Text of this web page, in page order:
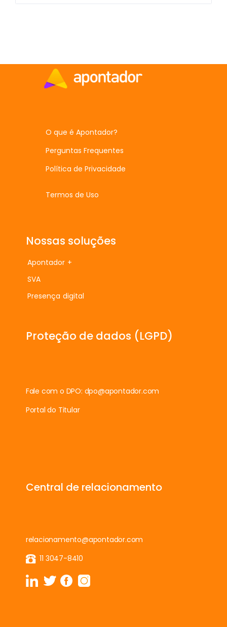
O que é Apontador?
Perguntas Frequentes
Política de Privacidade
Termos de Uso
Nossas soluções
Apontador +
SVA
Presença digital
Proteção de dados (LGPD)
Fale com o DPO: dpo@apontador.com
Portal do Titular
Central de relacionamento
relacionamento@apontador.com
11 3047-8410